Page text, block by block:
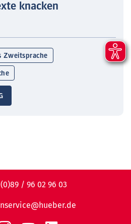
knacken
Zweitsprache
/ 96 02 96 03